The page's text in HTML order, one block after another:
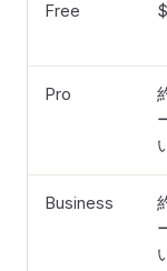
Free
Pro
Business